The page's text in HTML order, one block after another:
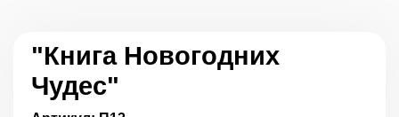
"Книга Новогодних
Чудес"